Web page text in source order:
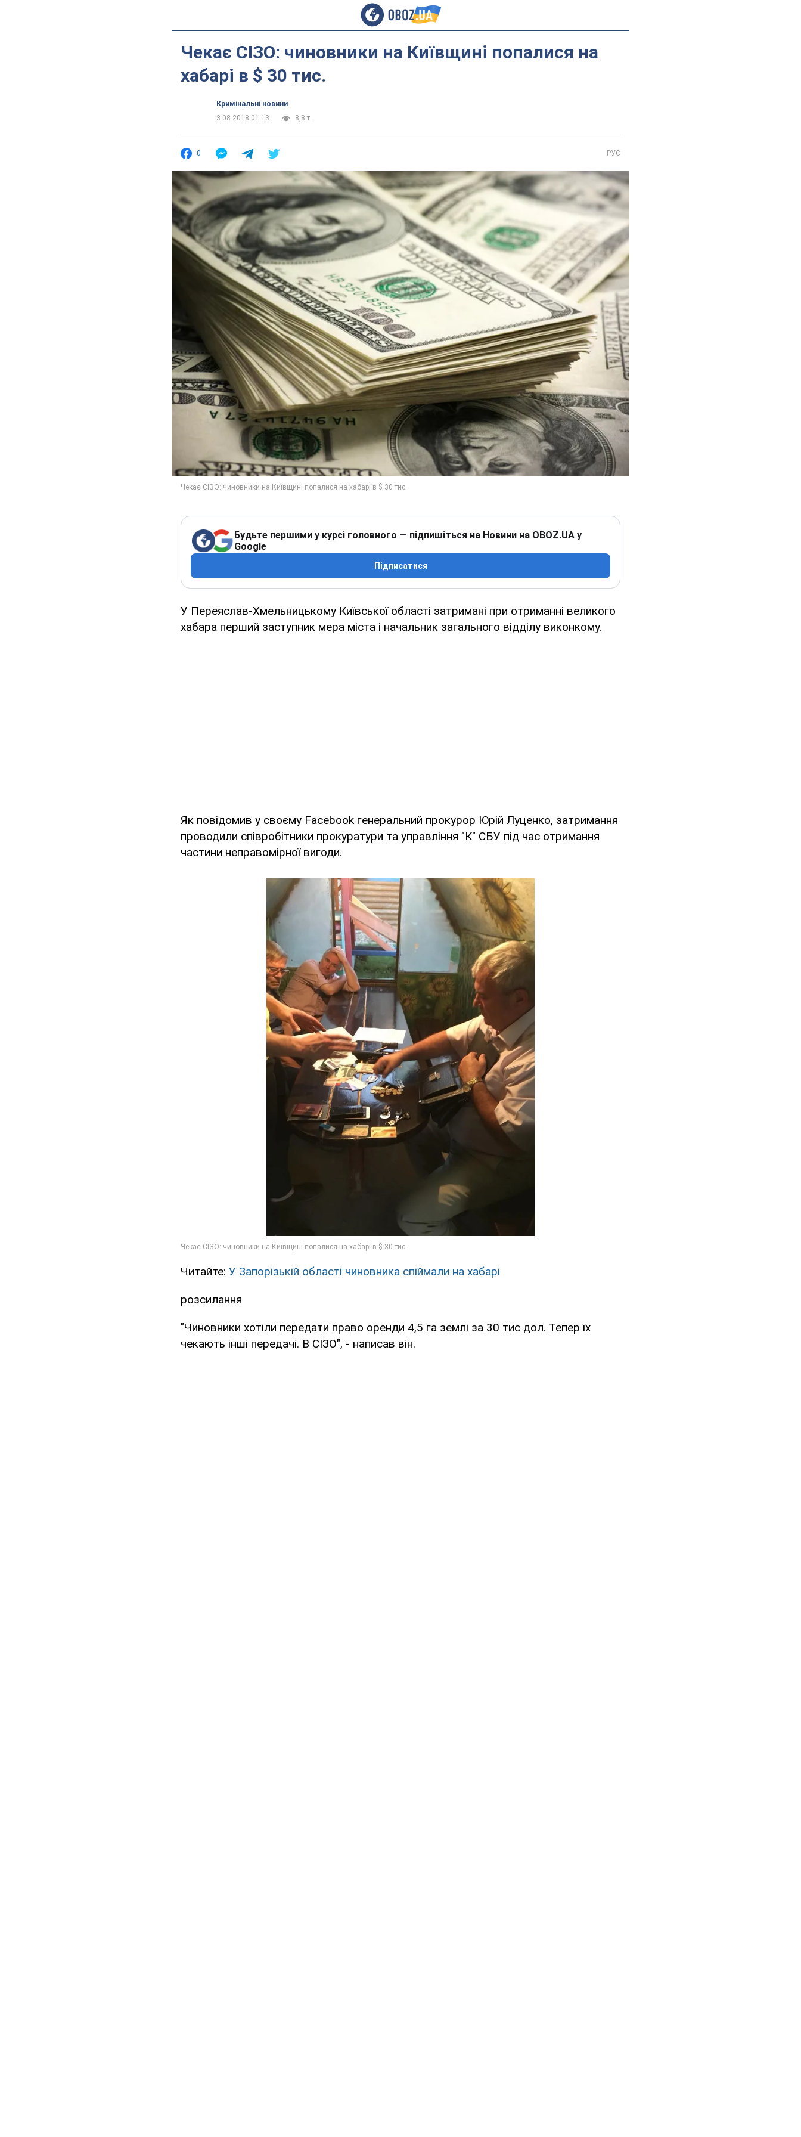
Чекає СІЗО: чиновники на Київщині попалися на
хабарі в $ 30 тис.
Кримінальні новини
3.08.2018 01:13
8,8 т.
0 РУС
Будьте першими у курсі головного — підпишіться на Новини на OBOZ.UA у
Google
Підписатися
У Переяслав-Хмельницькому Київської області затримані при отриманні великого
хабара перший заступник мера міста і начальник загального відділу виконкому.
Як повідомив у своєму Facebook генеральний прокурор Юрій Луценко, затримання
проводили співробітники прокуратури та управління "К" СБУ під час отримання
частини неправомірної вигоди.
Читайте: У Запорізькій області чиновника спіймали на хабарі
розсилання
"Чиновники хотіли передати право оренди 4,5 га землі за 30 тис дол. Тепер їх
чекають інші передачі. В СІЗО", - написав він.